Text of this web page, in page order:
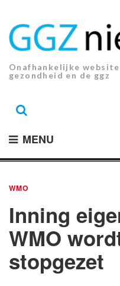
inhoud.
Onafhankelijke
gezondheid en de ggz
MENU
WMO
Inning
WMO
stopgezet